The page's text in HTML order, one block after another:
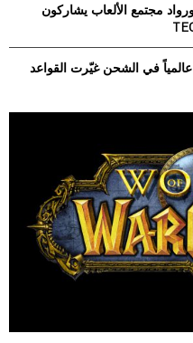
مجتمع الألعاب يشاركون
عالمياً في الشحن غيّرت القواعد